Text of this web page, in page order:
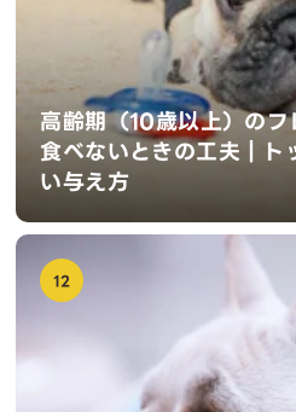
高齢期（10歳以上）の
食べないときの工夫｜ト
い与え方
12